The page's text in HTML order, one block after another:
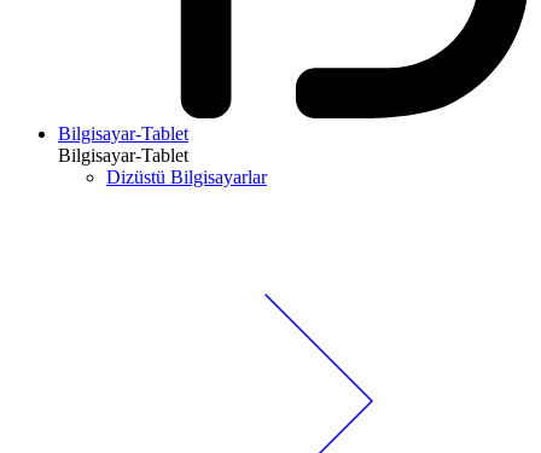
Bilgisayar-Tablet
Bilgisayar-Tablet
Dizüstü Bilgisayarlar